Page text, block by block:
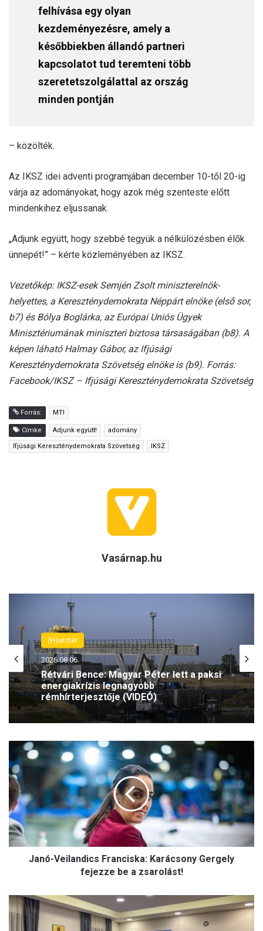
felhívása egy olyan
kezdeményezésre, amely a
későbbiekben állandó partneri
kapcsolatot tud teremteni több
szeretetszolgálattal az ország
minden pontján
– közölték.
Az IKSZ idei adventi programjában december 10-től 20-ig
várja az adományokat, hogy azok még szenteste előtt
mindenkihez eljussanak.
„Adjunk együtt, hogy szebbé tegyük a nélkülözésben élők
ünnepét!” – kérte közleményében az IKSZ.
Vezetőkép: IKSZ-esek Semjén Zsolt miniszterelnök-
helyettes, a Kereszténydemokrata Néppárt elnöke (első sor,
b7) és Bólya Boglárka, az Európai Uniós Ügyek
Minisztériumának miniszteri biztosa társaságában (b8). A
képen láható Halmay Gábor, az Ifjúsági
Kereszténydemokrata Szövetség elnöke is (b9). Forrás:
Facebook/IKSZ – Ifjúsági Kereszténydemokrata Szövetség
Forrás: MTI
Címke Adjunk együtt! adomány
Ifjúsági Kereszténydemokrata Szövetség IKSZ
Vasárnap.hu
(H)arctér
2026.08.06.
Rétvári Bence: Magyar Péter lett a paksi
energiakrízis legnagyobb
rémhírterjesztője (VIDEÓ)
a
n
ó
V
e
i
l
i
c
Janó-Veilandics Franciska: Karácsony Gergely
fejezze be a zsarolást!
D
r